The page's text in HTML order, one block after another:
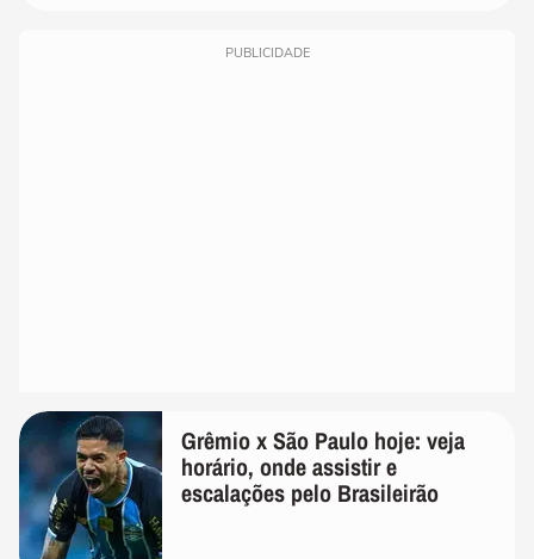
PUBLICIDADE
Grêmio x São Paulo hoje: veja
horário, onde assistir e
escalações pelo Brasileirão